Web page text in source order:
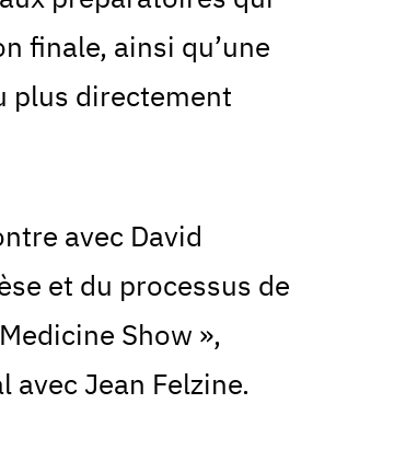
finale, ainsi qu’une
plus directement
avec David
et du processus de
Show »,
avec Jean Felzine.